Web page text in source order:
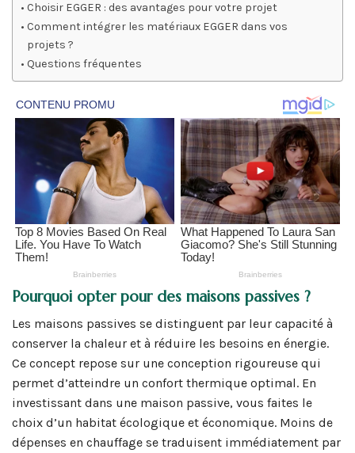
Choisir EGGER : des avantages pour votre projet
Comment intégrer les matériaux EGGER dans vos
projets ?
Questions fréquentes
Pourquoi opter pour des maisons passives ?
Les maisons passives se distinguent par leur capacité à
conserver la chaleur et à réduire les besoins en énergie.
Ce concept repose sur une conception rigoureuse qui
permet d’atteindre un confort thermique optimal. En
investissant dans une maison passive, vous faites le
choix d’un habitat écologique et économique. Moins de
dépenses en chauffage se traduisent immédiatement par